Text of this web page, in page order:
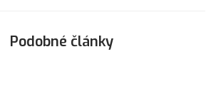
Podobné články